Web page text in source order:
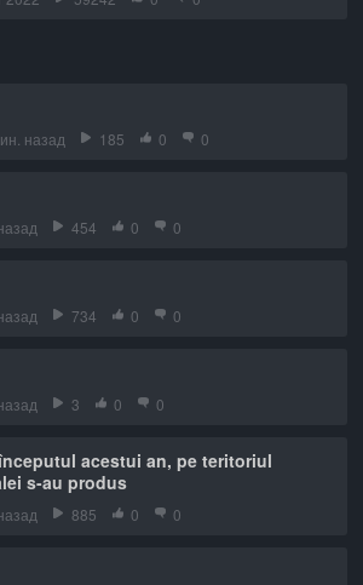
назад 185 0 0
454 0 0
734 0 0
3 0 0
acestui an, pe teritoriul
s-au produs
885 0 0